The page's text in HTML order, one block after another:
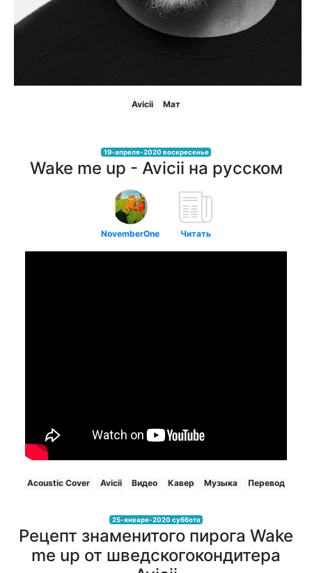
Avicii Мат
19-апреля-2020 воскресенье
Wake me up - Avicii на русском
NovemberOne Читать
Acoustic Cover Avicii Видео Кавер Музыка Перевод
25-января-2020 суббота
Рецепт знаменитого пирога Wake
me up от шведскогокондитера